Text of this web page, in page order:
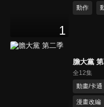
1
動作
膽大黨
全12集
動畫/卡通
漫畫改編